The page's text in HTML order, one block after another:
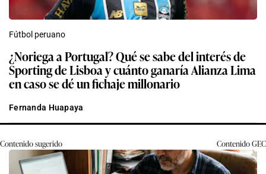
Fútbol peruano
¿Noriega a Portugal? Qué se sabe del interés de
Sporting de Lisboa y cuánto ganaría Alianza Lima
en caso se dé un fichaje millonario
Fernanda Huapaya
Contenido sugerido ContenidoGEC